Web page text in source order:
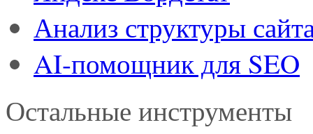
Анализ структуры
AI-помощник для SEO
Остальные инструменты